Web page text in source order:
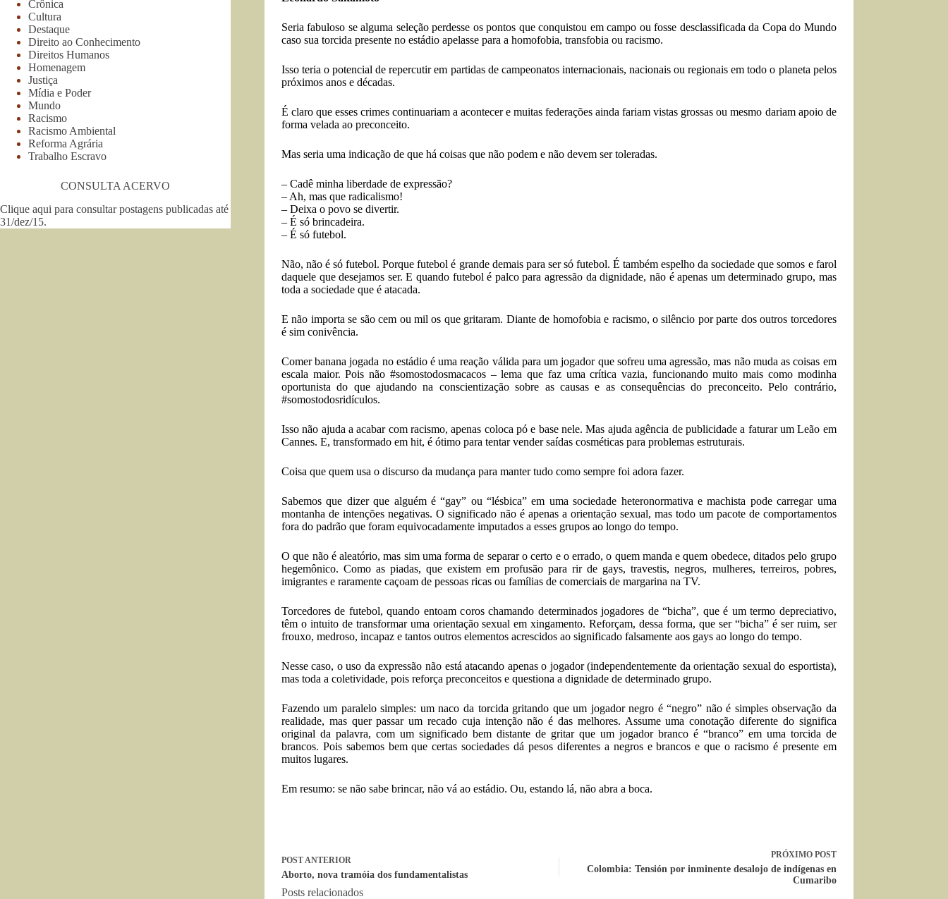
Seria fabuloso se alguma seleção perdesse os pontos que conquistou em campo ou fosse desclassificada da Copa do Mundo
caso sua torcida presente no estádio apelasse para a homofobia, transfobia ou racismo.
Isso teria o potencial de repercutir em partidas de campeonatos internacionais, nacionais ou regionais em todo o planeta pelos
próximos anos e décadas.
É claro que esses crimes continuariam a acontecer e muitas federações ainda fariam vistas grossas ou mesmo dariam apoio de
forma velada ao preconceito.
Mas seria uma indicação de que há coisas que não podem e não devem ser toleradas.
– Cadê minha liberdade de expressão?
– Ah, mas que radicalismo!
– Deixa o povo se divertir.
– É só brincadeira.
– É só futebol.
Não, não é só futebol. Porque futebol é grande demais para ser só futebol. É também espelho da sociedade que somos e farol
daquele que desejamos ser. E quando futebol é palco para agressão da dignidade, não é apenas um determinado grupo, mas
toda a sociedade que é atacada.
E não importa se são cem ou mil os que gritaram. Diante de homofobia e racismo, o silêncio por parte dos outros torcedores
é sim conivência.
Comer banana jogada no estádio é uma reação válida para um jogador que sofreu uma agressão, mas não muda as coisas em
escala maior. Pois não #somostodosmacacos – lema que faz uma crítica vazia, funcionando muito mais como modinha
oportunista do que ajudando na conscientização sobre as causas e as consequências do preconceito. Pelo contrário,
#somostodosridículos.
Isso não ajuda a acabar com racismo, apenas coloca pó e base nele. Mas ajudaagência de publicidade a faturar um Leão em
Cannes. E, transformado em hit, é ótimo para tentar vender saídas cosméticas para problemas estruturais.
Coisa que quem usa o discurso da mudança para manter tudo como sempre foi adora fazer.
Sabemos que dizer que alguém é “gay” ou “lésbica” em uma sociedade heteronormativa e machista pode carregar uma
montanha de intenções negativas. O significado não é apenas a orientação sexual, mas todo um pacote de comportamentos
fora do padrão que foram equivocadamente imputados a esses grupos ao longo do tempo.
O que não é aleatório, mas sim uma forma de separar o certo e o errado, o quem manda e quem obedece, ditados pelo grupo
hegemônico. Como as piadas, que existem em profusão para rir de gays, travestis, negros, mulheres, terreiros, pobres,
imigrantes e raramente caçoam de pessoas ricas ou famílias de comerciais de margarina na TV.
Torcedores de futebol, quando entoam coros chamando determinados jogadores de “bicha”, que é um termo depreciativo,
têm o intuito de transformar uma orientação sexual em xingamento. Reforçam, dessa forma, que ser “bicha” é ser ruim, ser
frouxo, medroso, incapaz e tantos outros elementos acrescidos ao significado falsamente aos gays ao longo do tempo.
Nesse caso, o uso da expressão não está atacando apenas o jogador (independentemente da orientação sexual do esportista),
mas toda a coletividade, pois reforça preconceitos e questiona a dignidade de determinado grupo.
Fazendo um paralelo simples: um naco da torcida gritando que um jogador negro é “negro” não é simples observação da
realidade, mas quer passar um recado cuja intenção não é das melhores. Assume uma conotação diferente do significa
original da palavra, com um significado bem distante de gritar que um jogador branco é “branco” em uma torcida de
brancos. Pois sabemos bem que certas sociedades dá pesos diferentes a negros e brancos e que o racismo é presente em
muitos lugares.
Em resumo: se não sabe brincar, não vá ao estádio. Ou, estando lá, não abra a boca.
POSTANTERIOR
Aborto, nova tramóia dos fundamentalistas
PRÓXIMO POST
Colombia: Tensión por inminente desalojo de indígenas en
Cumaribo
Posts relacionados
Crônica
Cultura
Destaque
Direito ao Conhecimento
Direitos Humanos
Homenagem
Justiça
Mídia e Poder
Mundo
Racismo
Racismo Ambiental
Reforma Agrária
Trabalho Escravo
CONSULTA ACERVO
Clique aqui para consultar postagens publicadas até
31/dez/15.